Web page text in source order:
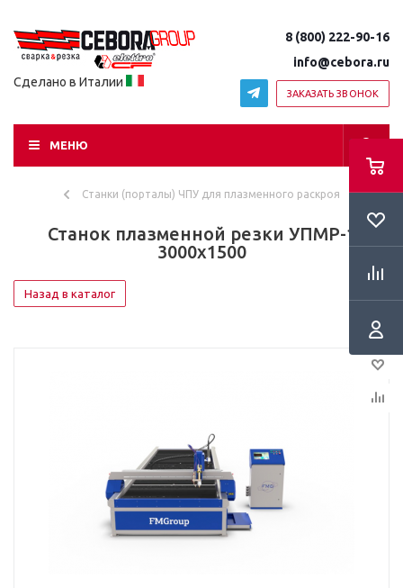
Сделано в Италии
8 (800) 222-90-16
info@cebora.ru
ЗАКАЗАТЬ ЗВОНОК
МЕНЮ
Станки (порталы) ЧПУ для плазменного раскроя
Станок плазменной резки УПМР-1
3000х1500
Назад в каталог